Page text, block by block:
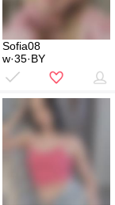
Sofia08
w·35·BY